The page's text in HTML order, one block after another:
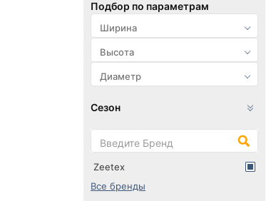
Подбор по параметрам
Сезон
Zeetex
Все бренды